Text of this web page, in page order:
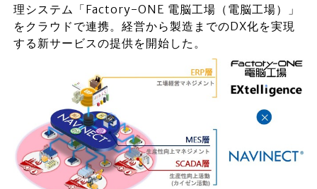
理システム「Factory-ONE 電脳工場（電脳工場）」
をクラウドで連携。経営から製造までのDX化を実現
する新サービスの提供を開始した。